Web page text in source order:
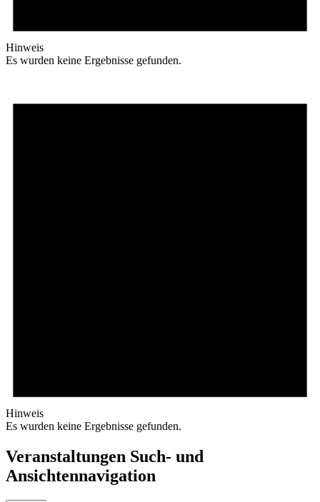
Hinweis
Es wurden keine Ergebnisse gefunden.
Hinweis
Es wurden keine Ergebnisse gefunden.
Veranstaltungen Such- und
Ansichtennavigation